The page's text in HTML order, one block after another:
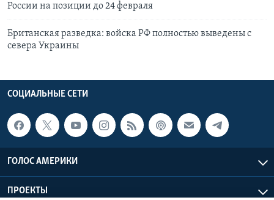
России на позиции до 24 февраля
Британская разведка: войска РФ полностью выведены с
севера Украины
СОЦИАЛЬНЫЕ СЕТИ
ГОЛОС АМЕРИКИ
ПРОЕКТЫ